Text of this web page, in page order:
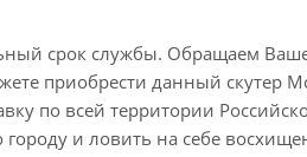
срок службы. Обращаем
приобрести данный скутер
по всей территории
и ловить на себе